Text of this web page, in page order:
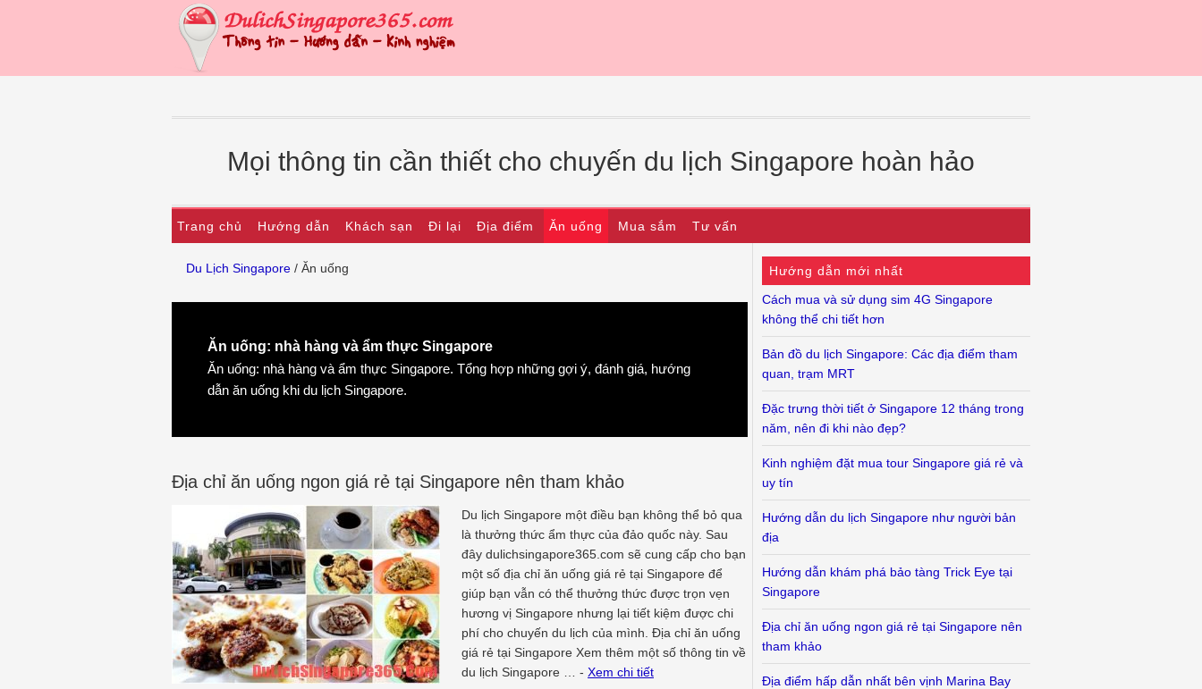
Mọi thông tin cần thiết cho chuyến du lịch Singapore hoàn hảo
Trang chủ Hướng dẫn Khách sạn Đi lại Địa điểm Ăn uống Mua sắm Tư vấn
Du Lịch Singapore / Ăn uống
Ăn uống: nhà hàng và ẩm thực Singapore
Ăn uống: nhà hàng và ẩm thực Singapore. Tổng hợp những gợi ý, đánh giá, hướng
dẫn ăn uống khi du lịch Singapore.
Địa chỉ ăn uống ngon giá rẻ tại Singapore nên tham khảo
Du lịch Singapore một điều bạn không thể bỏ qua
là thưởng thức ẩm thực của đảo quốc này. Sau
đây dulichsingapore365.com sẽ cung cấp cho bạn
một số địa chỉ ăn uống giá rẻ tại Singapore để
giúp bạn vẫn có thể thưởng thức được trọn vẹn
hương vị Singapore nhưng lại tiết kiệm được chi
phí cho chuyến du lịch của mình. Địa chỉ ăn uống
giá rẻ tại Singapore Xem thêm một số thông tin về
du lịch Singapore … - Xem chi tiết
Hướng dẫn mới nhất
Cách mua và sử dụng sim 4G Singapore
không thể chi tiết hơn
Bản đồ du lịch Singapore: Các địa điểm tham
quan, trạm MRT
Đặc trưng thời tiết ở Singapore 12 tháng trong
năm, nên đi khi nào đẹp?
Kinh nghiệm đặt mua tour Singapore giá rẻ và
uy tín
Hướng dẫn du lịch Singapore như người bản
địa
Hướng dẫn khám phá bảo tàng Trick Eye tại
Singapore
Địa chỉ ăn uống ngon giá rẻ tại Singapore nên
tham khảo
Địa điểm hấp dẫn nhất bên vịnh Marina Bay